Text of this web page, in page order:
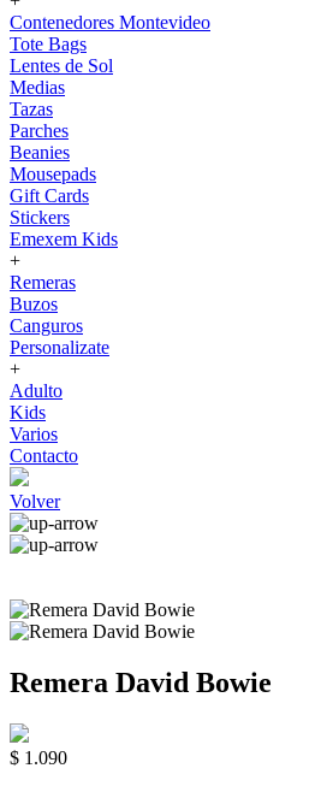
Contenedores Montevideo
Tote Bags
Lentes de Sol
Medias
Tazas
Parches
Beanies
Mousepads
Gift Cards
Stickers
Emexem Kids
+
Remeras
Buzos
Canguros
Personalizate
+
Adulto
Kids
Varios
Contacto
Volver
Remera David Bowie
$ 1.090